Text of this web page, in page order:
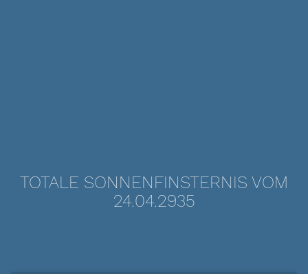
TOTALE SONNENFINSTERNIS VOM
24.04.2935